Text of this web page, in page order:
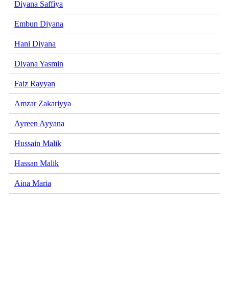
Diyana Saffiya
Embun Diyana
Hani Diyana
Diyana Yasmin
Faiz Rayyan
Amzar Zakariyya
Ayreen Ayyana
Hussain Malik
Hassan Malik
Aina Maria